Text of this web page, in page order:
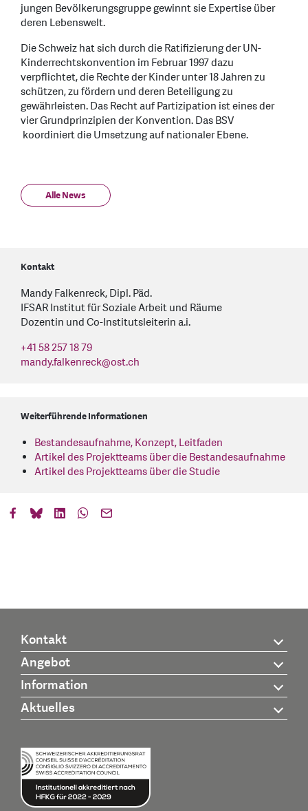
jungen Bevölkerungsgruppe gewinnt sie Expertise über
deren Lebenswelt.
Die Schweiz hat sich durch die Ratifizierung der UN-
Kinderrechtskonvention im Februar 1997 dazu
verpflichtet, die Rechte der Kinder unter 18 Jahren zu
schützen, zu fördern und deren Beteiligung zu
gewährleisten. Das Recht auf Partizipation ist eines der
vier Grundprinzipien der Konvention. Das BSV
koordiniert die Umsetzung auf nationaler Ebene.
Alle News
Kontakt
Mandy Falkenreck, Dipl. Päd.
IFSAR Institut für Soziale Arbeit und Räume
Dozentin und Co-Institutsleiterin a.i.
+41 58 257 18 79
mandy.falkenreck@ost.ch
Weiterführende Informationen
Bestandesaufnahme, Konzept, Leitfaden
Artikel des Projektteams über die Bestandesaufnahme
Artikel des Projektteams über die Studie
Kontakt
Angebot
Information
Aktuelles